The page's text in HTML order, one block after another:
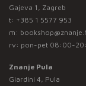
Gajeva 1, Zagreb
t: +385 1 5577 953
m:
rv: pon-pet 08:00-
Znanje Pula
Giardini 4, Pula